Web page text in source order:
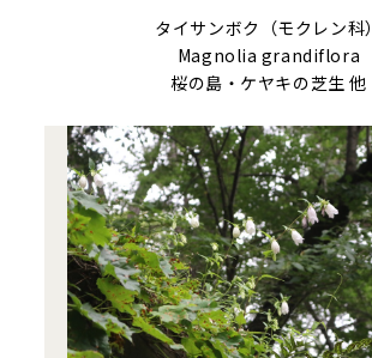
タイサンボク（モクレン科）
Magnolia grandiflora
桜の島・ケヤキの芝生 他